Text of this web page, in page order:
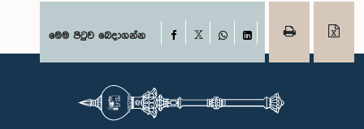
මෙම පිටුව බෙදාගන්න Facebook
WhatsAppLinkedIn